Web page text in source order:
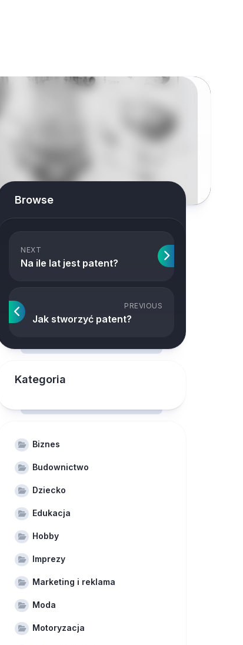
Browse
NEXT
Na ile lat jest patent?
PREVIOUS
Jak stworzyć patent?
Kategoria
Biznes
Budownictwo
Dziecko
Edukacja
Hobby
Imprezy
Marketing i reklama
Moda
Motoryzacja